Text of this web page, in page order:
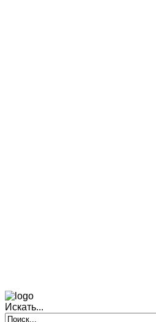
Искать...